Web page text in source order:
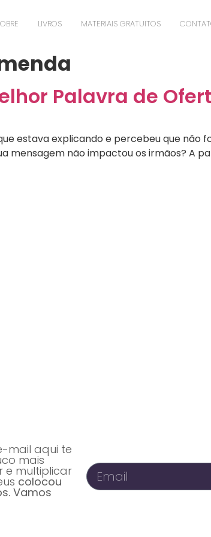
LIVROS MATERIAIS GRATUITOS
Palavra de
estava explicando e percebeu que não
mensagem não impactou os irmãos? A
mail aqui te
mais
e multiplicar
colocou
Vamos